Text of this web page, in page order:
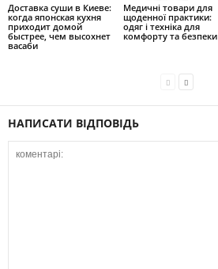
Доставка суши в Киеве:
когда японская кухня
приходит домой
быстрее, чем высохнет
васаби
Медичні товари для
щоденної практики:
одяг і техніка для
комфорту та безпеки
НАПИСАТИ ВІДПОВІДЬ